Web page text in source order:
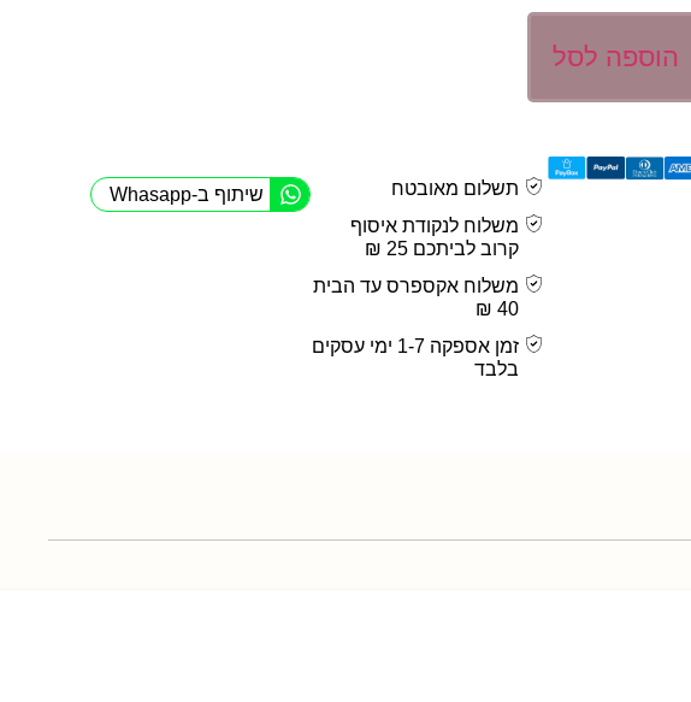
הוספה לסל
תשלום מאובטח
משלוח לנקודת איסוף
קרוב לביתכם 25 ₪
משלוח אקספרס עד הבית
40 ₪
זמן אספקה 1-7 ימי עסקים
בלבד
שיתוף ב-Whasapp